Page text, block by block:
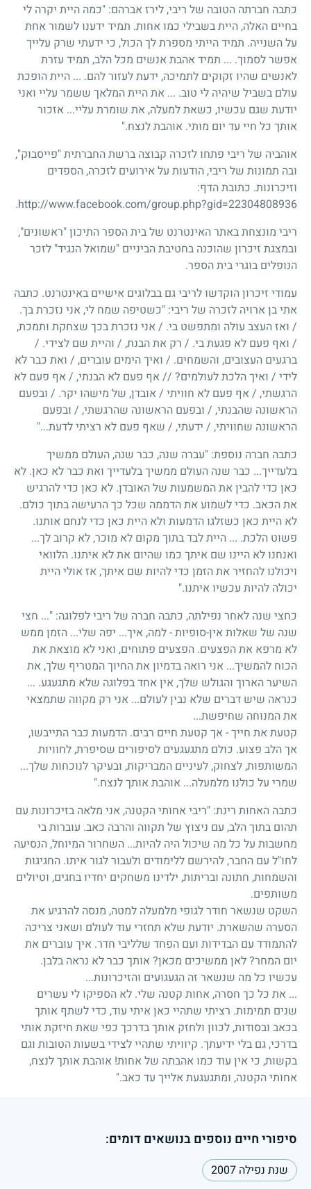
כתבה חברתה הטובה של ריבי, לירז אברהם: "כמה היית יקרה לי
בחיים האלה, היית בשבילי כמו אחות. תמיד ידענו לשמור אחת
על השנייה. תמיד הייתי מספרת לך הכול, כי ידעתי שרק עלייך
אפשר לסמוך. ... תמיד אהבת אנשים מכל הלב, תמיד עזרת
לאנשים שהיו זקוקים לתמיכה, ידעת לעזור להם. ... היית הופכת
עולם בשביל שיהיה לי טוב. ... את היית המלאך ששמר עליי ואני
יודעת שגם עכשיו, כשאת למעלה, את שומרת עליי... אזכור
אותך כל חיי עד יום מותי. אוהבת לנצח."
אוהביה של ריבי פתחו לזכרה קבוצה ברשת החברתית "פייסבוק",
ובה תמונות של ריבי, הודעות על אירועים לזכרה, הספדים
וזיכרונות. כתובת הדף:
http://www.facebook.com/group.php?gid=22304808936.
ריבי מונצחת באתר האינטרנט של בית הספר התיכון "ראשונים",
ובמצגת זיכרון שהוכנה בחטיבת הביניים "שמואל הנגיד" לזכר
הנופלים בוגרי בית הספר.
עמודי זיכרון הוקדשו לריבי גם בבלוגים אישיים באינטרנט. כתבה
אתי בן ארויה לזכרה של ריבי: "כשטיפה שמח לי, אני נזכרת בך.
/ ואז העצב עולה ומתפשט בי. / אני נזכרת בכך שצחקת ותמכת,
/ ואף פעם לא פגעת בי. / רק את הבנת, / והיית שם לצידי. /
ברגעים העצובים, והשמחים. / ואיך הימים עוברים, / ואת כבר לא
לידי / ואיך הלכת לעולמים? // אף פעם לא הבנתי, / אף פעם לא
הרגשתי, / אף פעם לא חוויתי / אובדן, של מישהו יקר. / ובפעם
הראשונה שהבנתי, / ובפעם הראשונה שהרגשתי, / ובפעם
הראשונה שחוויתי, / ידעתי, / שאף פעם לא רציתי לדעת..."
כתבה חברה נוספת: "עברה שנה, כבר שנה, העולם ממשיך
בלעדייך... כבר שנה העולם ממשיך בלעדייך ואת כבר לא כאן. לא
כאן כדי להבין את המשמעות של האובדן. לא כאן כדי להרגיש
את הכאב. כדי לשמוע את הדממה שכל כך הרעישה בתוך כולם.
לא היית כאן כשזלגו הדמעות ולא היית כאן כדי לנחם אותנו.
פשוט הלכת. ... היית לבד בתוך מקום לא מוכר, לא קרוב לך...
ואנחנו לא היינו שם איתך כמו שהיום את לא איתנו. הלוואי
ויכולנו להחזיר את הזמן כדי להיות שם איתך, אז אולי היית
יכולה להיות עכשיו איתנו."
כחצי שנה לאחר נפילתה, כתבה חברה של ריבי לפלוגה: "... חצי
שנה של שאלות אין-סופיות - למה, איך... יפה שלי... הזמן ממש
לא מרפא את הפצעים. הפצעים פתוחים, ואני לא מוצאת את
הכוח להמשיך... אני רואה בדמיון את החיוך המטריף שלך, את
השיער הארוך והגולש שלך, אין אחד בפלוגה שלא מתגעגע. ...
כנראה שיש דברים שלא נבין לעולם... אני רק מקווה שתמצאי
את המנוחה שחיפשת...
קטעת את חייך - אך קטעת חיים רבים. הדמעות כבר התייבשו,
אך הלב פצוע. כולם מתגעגעים לסיפורים שסיפרת, לחוויות
המשותפות, לצחוק, לעיניים המבריקות, ובעיקר לנוכחות שלך...
שמרי על כולנו מלמעלה... אוהבת אותך לנצח."
כתבה האחות רינת: "ריבי אחותי הקטנה, אני מלאה בזיכרונות עם
תהום בתוך הלב, עם ניצוץ של תקווה והרבה כאב. עוברות בי
מחשבות על כל מה שיכול היה להיות... השחרור המיוחל, הנסיעה
לחו"ל עם החבר, להירשם ללימודים ולעבור לגור איתו. החגיגות
והשמחות, חתונה ובריתות, ילדינו משחקים יחדיו בחגים, וטיולים
משותפים.
השקט שנשאר חודר לגופי מלמעלה למטה, מנסה להרגיע את
הסערה שהשארת. יודעת שלא תחזרי עוד לעולם ושאני צריכה
להתמודד עם הבדידות ועם הפחד שלליבי חדר. איך עוברים את
יום המחר? לאן ממשיכים מכאן? אותך כבר לא נראה בלבן.
עכשיו כל מה שנשאר זה הגעגועים והזיכרונות...
... את כל כך חסרה, אחות קטנה שלי. לא הספיקו לי עשרים
שנים תמימות. רציתי שתהיי כאן איתי עוד, כדי לשתף אותך
בכאב ובסודות, לכוון ולחזק אותך בדרכך כפי שאת חיזקת אותי
בדרכי, גם בלי ידיעתך. קיוויתי שתהיי לצידי בשעות הטובות וגם
בקשות, כי אין עוד כמו אהבתה של אחות! אוהבת אותך לנצח,
אחותי הקטנה, ומתגעגעת אלייך עד כאב."
סיפורי חיים נוספים בנושאים דומים:
שנת נפילה 2007